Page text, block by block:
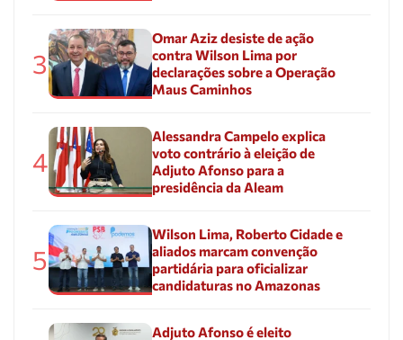
3
Omar Aziz desiste de ação
contra Wilson Lima por
declarações sobre a Operação
Maus Caminhos
4
Alessandra Campelo explica
voto contrário à eleição de
Adjuto Afonso para a
presidência da Aleam
5
Wilson Lima, Roberto Cidade e
aliados marcam convenção
partidária para oficializar
candidaturas no Amazonas
Adjuto Afonso é eleito